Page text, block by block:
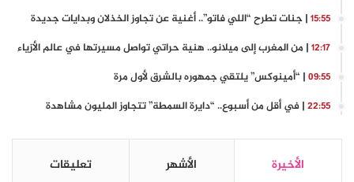
15:55 | جنات تطرح “اللي فاتو”.. أغنية عن تجاوز الخذلان وبدايات جديدة
12:17 | من المغرب إلى ميلانو.. هنية حراتي تواصل مسيرتها في عالم الأزياء
09:55 | “أمينوكس” يلتقي جمهوره بالشرق لأول مرة
22:55 | في أقل من أسبوع.. “دايرة السمطة” تتجاوز المليون مشاهدة
الأخيرة الأشهر تعليقات